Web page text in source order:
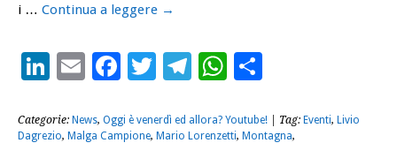
i … Continua a leggere →
LinkedIn
EmailFacebook
Twitter
Telegram
WhatsApp
Categorie: News, Oggi è venerdì ed allora? Youtube! | Tag: Eventi, Livio
Dagrezio, Malga Campione, Mario Lorenzetti, Montagna,